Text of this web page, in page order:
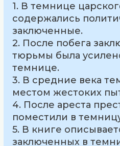
1. В темнице
содержались
заключенные.
2. После побега
тюрьмы была
темнице.
3. В средние века
местом жестоких
4. После ареста
поместили в
5. В книге
заключенных в